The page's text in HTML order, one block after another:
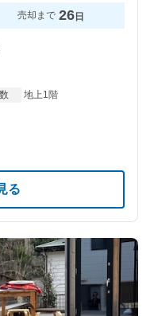
売却まで 26日
地上1階
る